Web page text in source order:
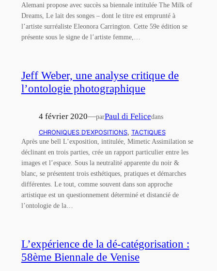
Alemani propose avec succès sa biennale intitulée The Milk of
Dreams, Le lait des songes – dont le titre est emprunté à
l’artiste surréaliste Eleonora Carrington. Cette 59e édition se
présente sous le signe de l’artiste femme,…
Jeff Weber, une analyse critique de
l’ontologie photographique
4 février 2020—parPaul di Felicedans
CHRONIQUES D’EXPOSITIONS, TACTIQUES
Après une bell L’exposition, intitulée, Mimetic Assimilation se
déclinant en trois parties, crée un rapport particulier entre les
images et l’espace. Sous la neutralité apparente du noir &
blanc, se présentent trois esthétiques, pratiques et démarches
différentes. Le tout, comme souvent dans son approche
artistique est un questionnement déterminé et distancié de
l’ontologie de la…
L’expérience de la dé-catégorisation :
58ème Biennale de Venise